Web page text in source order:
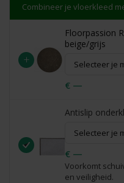
Combineer je vloerkleed
+
Floorpassion
beige/grijs
€ —
Antislip
€ —
Voorkomt
en veiligheid.